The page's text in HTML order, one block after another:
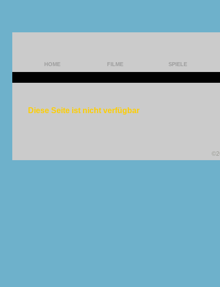
HOME FILME SPIELE
Diese Seite ist nicht verfügbar